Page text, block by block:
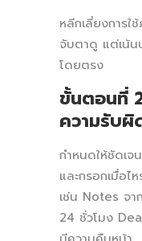
หลีกเลี่ยงการใ
จับตาดู แต่เน้น
โดยตรง
ขั้นตอนที่
ความรับ
กำหนดให้ชัดเจ
และกรอกเมื่อ
เช่น Notes จา
24 ชั่วโมง